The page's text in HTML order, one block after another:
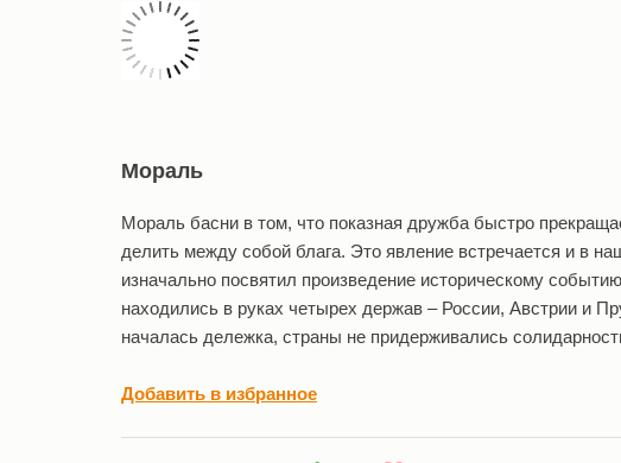
Мораль
Мораль басни в том, что показная дружба быстро
делить между собой блага. Это явление встречается и в
изначально посвятил произведение историческому
находились в руках четырех держав – России, Австрии и
началась дележка, страны не придерживались
Добавить в избранное